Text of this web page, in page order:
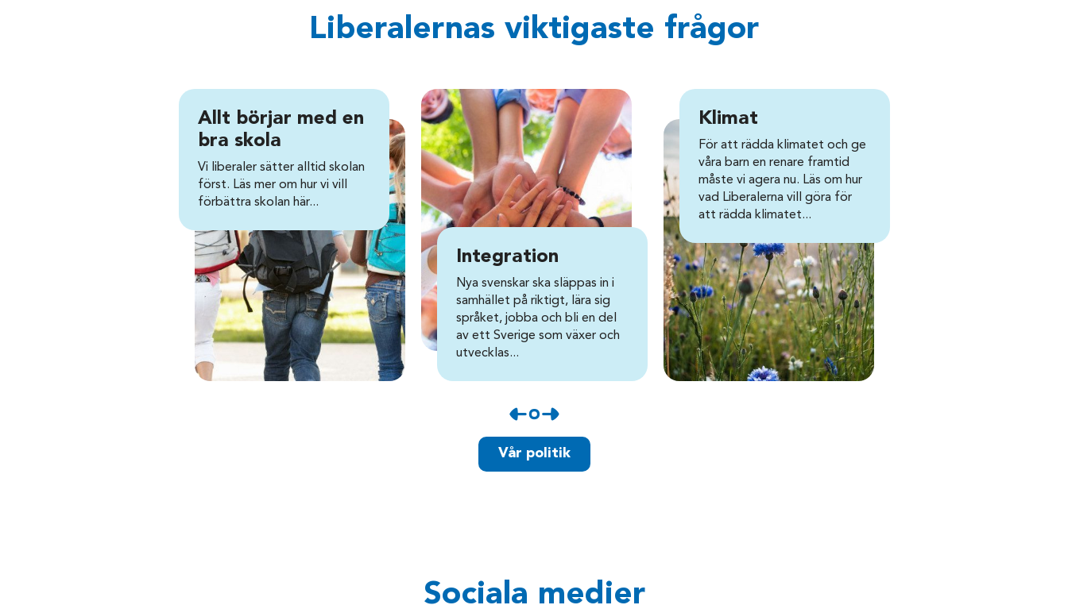
Liberalernas viktigaste frågor
Allt börjar med en
bra skola
Vi liberaler sätter alltid skolan
först. Läs mer om hur vi vill
förbättra skolan här...
Integration
Nya svenskar ska släppas in i
samhället på riktigt, lära sig
språket, jobba och bli en del
av ett Sverige som växer och
utvecklas...
Klimat
För att rädda klimatet och ge
våra barn en renare framtid
måste vi agera nu. Läs om hur
vad Liberalerna vill göra för
att rädda klimatet...
Vår politik
Sociala medier